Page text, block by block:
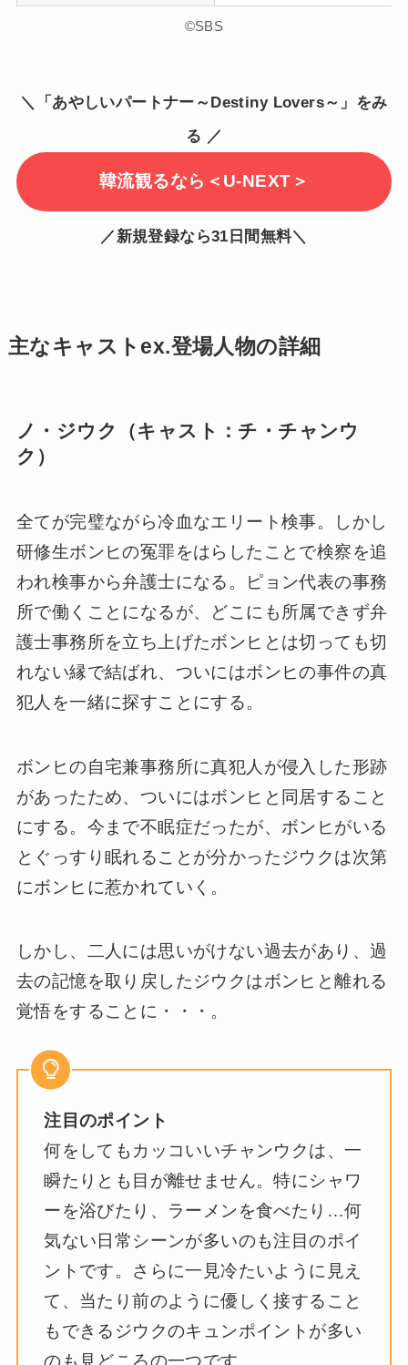
©SBS
＼「あやしいパートナー～Destiny Lovers～」をみ
る ／
韓流観るなら＜U-NEXT＞
／新規登録なら31日間無料＼
主なキャストex.登場人物の詳細
ノ・ジウク（キャスト：チ・チャンウ
ク）
全てが完璧ながら冷血なエリート検事。しかし
研修生ボンヒの冤罪をはらしたことで検察を追
われ検事から弁護士になる。ピョン代表の事務
所で働くことになるが、どこにも所属できず弁
護士事務所を立ち上げたボンヒとは切っても切
れない縁で結ばれ、ついにはボンヒの事件の真
犯人を一緒に探すことにする。
ボンヒの自宅兼事務所に真犯人が侵入した形跡
があったため、ついにはボンヒと同居すること
にする。今まで不眠症だったが、ボンヒがいる
とぐっすり眠れることが分かったジウクは次第
にボンヒに惹かれていく。
しかし、二人には思いがけない過去があり、過
去の記憶を取り戻したジウクはボンヒと離れる
覚悟をすることに・・・。
注目のポイント
何をしてもカッコいいチャンウクは、一
瞬たりとも目が離せません。特にシャワ
ーを浴びたり、ラーメンを食べたり…何
気ない日常シーンが多いのも注目のポイ
ントです。さらに一見冷たいように見え
て、当たり前のように優しく接すること
もできるジウクのキュンポイントが多い
のも見どころの一つです。